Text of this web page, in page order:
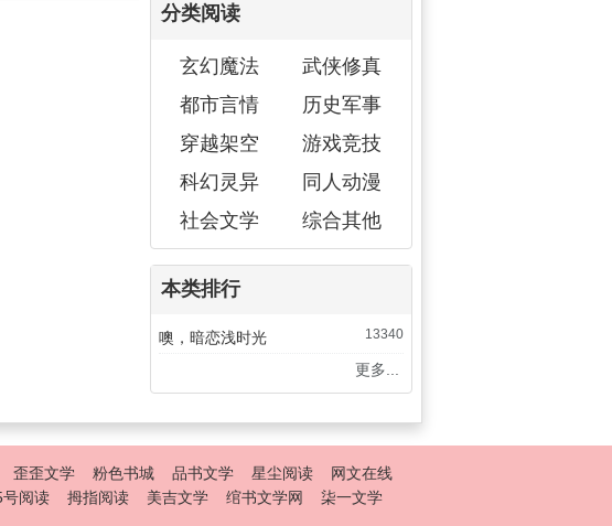
分类阅读
玄幻魔法
武侠修真
都市言情
历史军事
穿越架空
游戏竞技
科幻灵异
同人动漫
社会文学
综合其他
本类排行
13340
噢，暗恋浅时光
更多...
歪歪文学 粉色书城 品书文学 星尘阅读
网文在线
号阅读 拇指阅读 美吉文学 绾书文学网
柒一文学